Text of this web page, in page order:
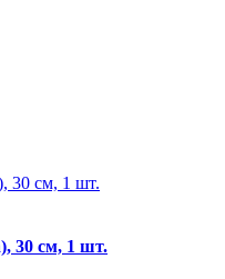
30 см, 1 шт.